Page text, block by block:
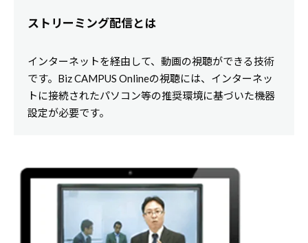
ストリーミング配信とは
インターネットを経由して、動画の視聴ができる技術
です。Biz CAMPUS Onlineの視聴には、インターネッ
トに接続されたパソコン等の推奨環境に基づいた機器
設定が必要です。